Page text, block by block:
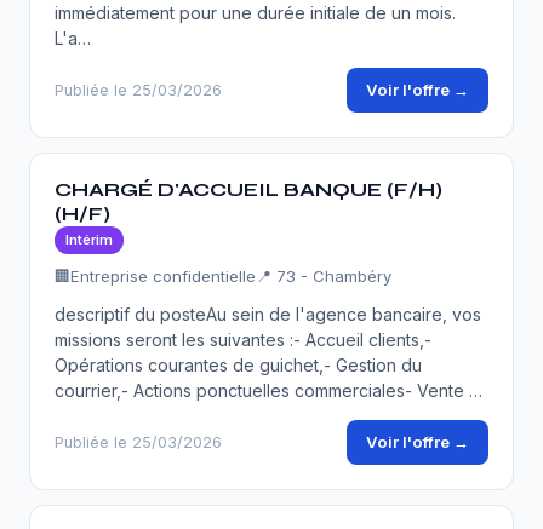
immédiatement pour une durée initiale de un mois.
L'a…
Publiée le 25/03/2026 Voir l'offre →
CHARGÉ D'ACCUEIL BANQUE (F/H)
(H/F)
Intérim
🏢Entreprise confidentielle 📍 73 - Chambéry
descriptif du posteAu sein de l'agence bancaire, vos
missions seront les suivantes :- Accueil clients,-
Opérations courantes de guichet,- Gestion du
courrier,- Actions ponctuelles commerciales- Vente …
Publiée le 25/03/2026 Voir l'offre →